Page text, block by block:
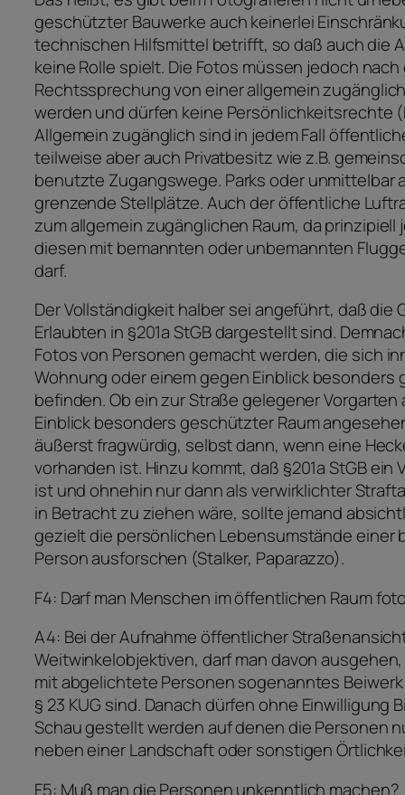
geschützter Bauwerke auch keinerlei
technischen Hilfsmittel betrifft, so daß auch die
keine Rolle spielt. Die Fotos müssen jedoch
Rechtssprechung von einer allgemein
werden und dürfen keine Persönlichkeitsrechte
Allgemein zugänglich sind in jedem Fall
teilweise aber auch Privatbesitz wie z.B.
benutzte Zugangswege. Parks oder unmittelbar
grenzende Stellplätze. Auch der öffentliche
zum allgemein zugänglichen Raum, da prinzipiell
diesen mit bemannten oder unbemannten
darf.
Der Vollständigkeit halber sei angeführt, daß die
Erlaubten in §201a StGB dargestellt sind.
Fotos von Personen gemacht werden, die sich
Wohnung oder einem gegen Einblick besonders
befinden. Ob ein zur Straße gelegener Vorgarten
Einblick besonders geschützter Raum
äußerst fragwürdig, selbst dann, wenn eine
vorhanden ist. Hinzu kommt, daß §201a StGB ein
ist und ohnehin nur dann als verwirklichter
in Betracht zu ziehen wäre, sollte jemand
gezielt die persönlichen Lebensumstände einer
Person ausforschen (Stalker, Paparazzo).
F4: Darf man Menschen im öffentlichen Raum
A4: Bei der Aufnahme öffentlicher
Weitwinkelobjektiven, darf man davon
mit abgelichtete Personen sogenanntes
§ 23 KUG sind. Danach dürfen ohne Einwilligung
Schau gestellt werden auf denen die Personen
neben einer Landschaft oder sonstigen
F5: Muß man die Personen unkenntlich machen?